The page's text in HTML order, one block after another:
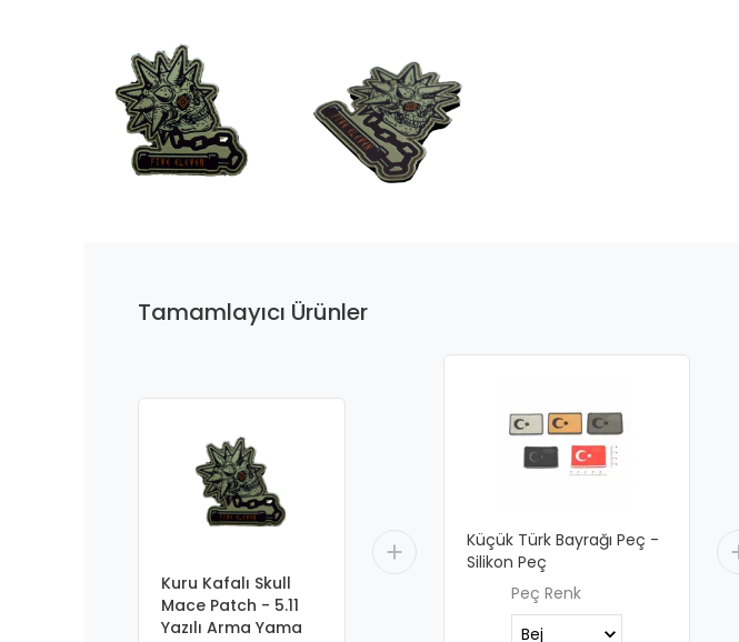
Tamamlayıcı Ürünler
Kuru Kafalı Skull
Mace Patch - 5.11
Yazılı Arma Yama
Küçük Türk Bayrağı Peç -
Silikon Peç
Peç Renk